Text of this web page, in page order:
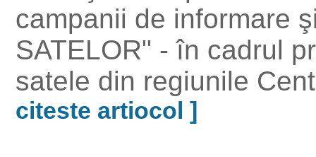
campanii de informare
SATELOR" - în cadrul
satele din regiunile
citeste artiocol ]